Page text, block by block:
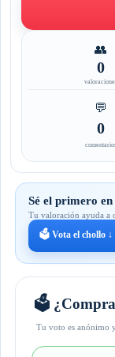
👥
0
💬
0
Sé el primero
Tu valoración ayuda a
🗳️ Vota el chollo ↓
🗳️
Tu voto es anónimo